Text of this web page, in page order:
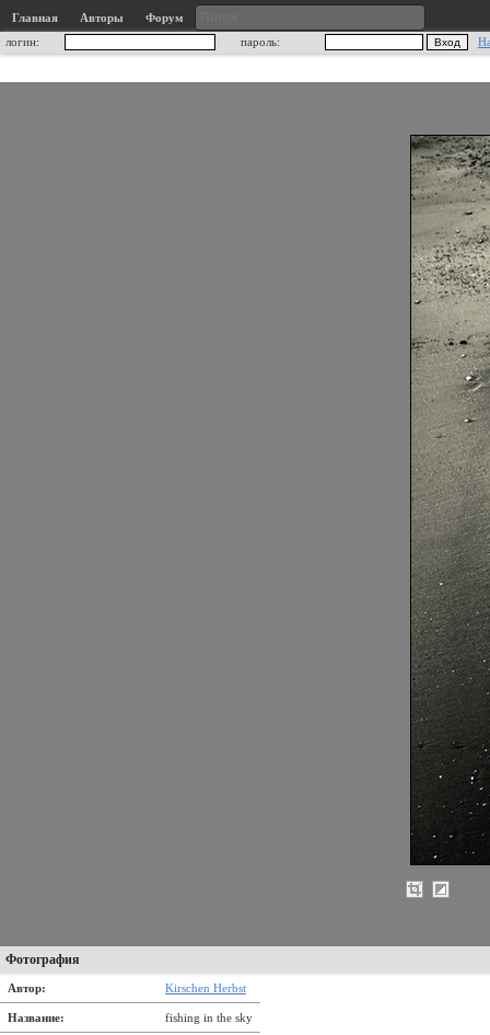
Главная Авторы
Форум
логин:
пароль:
Фотография
Автор: Kirschen Herbst
Название: fishing in the sky